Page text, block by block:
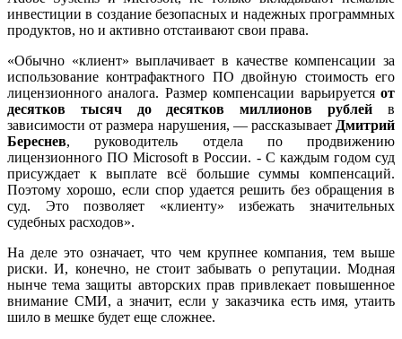
инвестиции в создание безопасных и надежных программных
продуктов, но и активно отстаивают свои права.
«Обычно «клиент» выплачивает в качестве компенсации за
использование контрафактного ПО двойную стоимость его
лицензионного аналога. Размер компенсации варьируется от
десятков тысяч до десятков миллионов рублей в
зависимости от размера нарушения, — рассказывает Дмитрий
Береснев, руководитель отдела по продвижению
лицензионного ПО Microsoft в России. - С каждым годом суд
присуждает к выплате всё большие суммы компенсаций.
Поэтому хорошо, если спор удается решить без обращения в
суд. Это позволяет «клиенту» избежать значительных
судебных расходов».
На деле это означает, что чем крупнее компания, тем выше
риски. И, конечно, не стоит забывать о репутации. Модная
нынче тема защиты авторских прав привлекает повышенное
внимание СМИ, а значит, если у заказчика есть имя, утаить
шило в мешке будет еще сложнее.